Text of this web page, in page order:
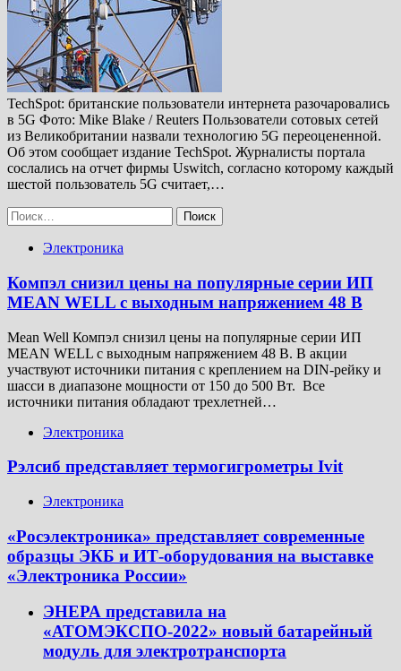
TechSpot: британские пользователи интернета разочаровались
в 5G Фото: Mike Blake / Reuters Пользователи сотовых сетей
из Великобритании назвали технологию 5G переоцененной.
Об этом сообщает издание TechSpot. Журналисты портала
сослались на отчет фирмы Uswitch, согласно которому каждый
шестой пользователь 5G считает,…
Найти:
Электроника
Компэл снизил цены на популярные серии ИП
MEAN WELL с выходным напряжением 48 В
Mean Well Компэл снизил цены на популярные серии ИП
MEAN WELL с выходным напряжением 48 В. В акции
участвуют источники питания с креплением на DIN-рейку и
шасси в диапазоне мощности от 150 до 500 Вт. Все
источники питания обладают трехлетней…
Электроника
Рэлсиб представляет термогигрометры Ivit
Электроника
«Росэлектроника» представляет современные
образцы ЭКБ и ИТ-оборудования на выставке
«Электроника России»
ЭНЕРА представила на
«АТОМЭКСПО-2022» новый батарейный
модуль для электротранспорта